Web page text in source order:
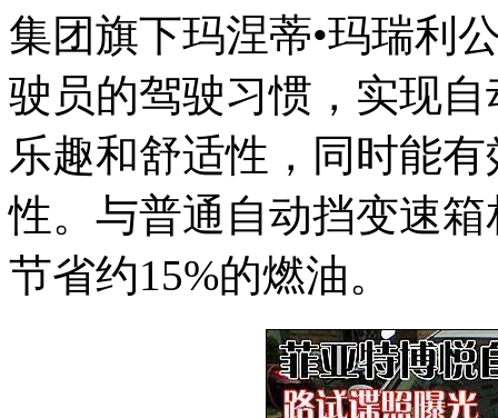
集团旗下玛涅蒂•玛瑞利
驶员的驾驶习惯，实现
乐趣和舒适性，同时能
性。与普通自动挡变速
节省约15%的燃油。